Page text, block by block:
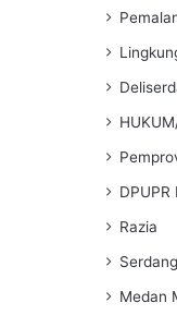
DPUPR
Razia
Medan